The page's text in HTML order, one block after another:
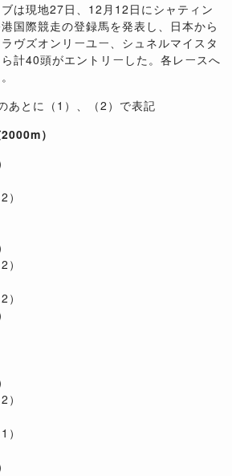
は現地27日、12月12日にシャティン
国際競走の登録馬を発表し、日本から
ヴズオンリーユー、シュネルマイスタ
計40頭がエントリーした。各レースへ
あとに（1）、（2）で表記
）
2）
2）
1）